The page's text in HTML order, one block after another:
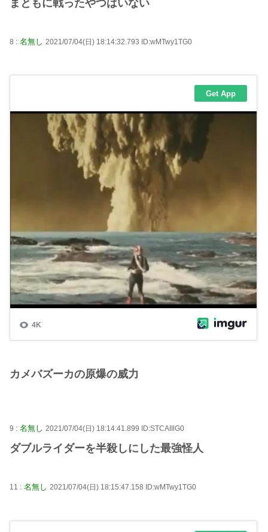
まともに戦ったやつはいない
8 : 名無し 2021/07/04(日) 18:14:32.793 ID:wMTwy1TG0
カメバズーカの原爆の威力
9 : 名無し 2021/07/04(日) 18:14:41.899 ID:STCAIIlG0
ダブルライダーを半殺しにした最強怪人
11 : 名無し 2021/07/04(日) 18:15:47.158 ID:wMTwy1TG0